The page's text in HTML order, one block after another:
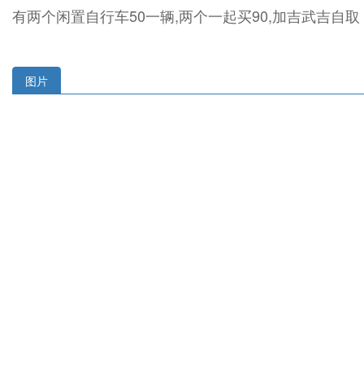
有两个闲置自行车50一辆,两个一起买90,加吉武吉自取
图片